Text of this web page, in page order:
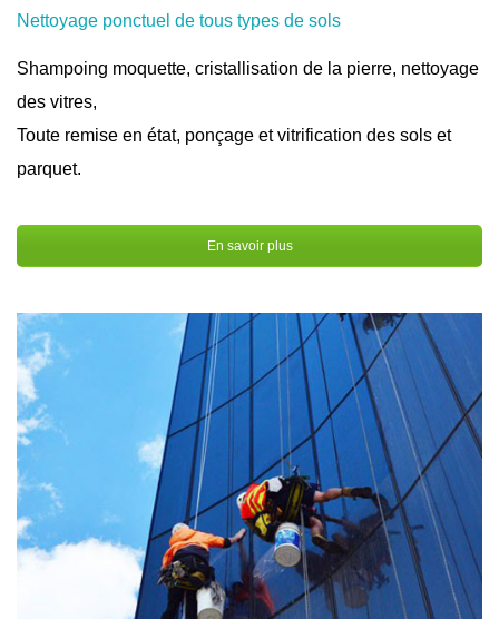
Nettoyage ponctuel de tous types de sols
Shampoing moquette, cristallisation de la pierre, nettoyage
des vitres,
Toute remise en état, ponçage et vitrification des sols et
parquet.
En savoir plus